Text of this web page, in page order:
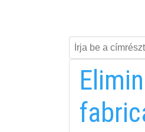
Írja be a címrészt
Keresés